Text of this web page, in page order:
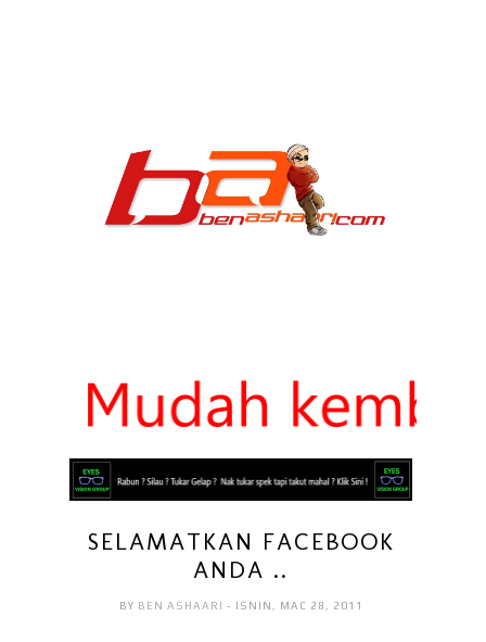
SELAMATKAN FACEBOOK
ANDA ..
BY BEN ASHAARI - ISNIN, MAC 28, 2011